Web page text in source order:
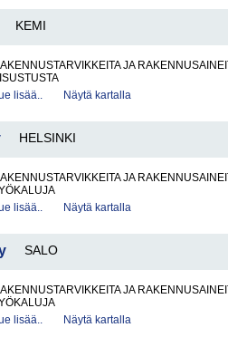
KEMI
JA
lisää..
Näytä kartalla
HELSINKI
JA
lisää..
Näytä kartalla
SALO
JA
lisää..
Näytä kartalla